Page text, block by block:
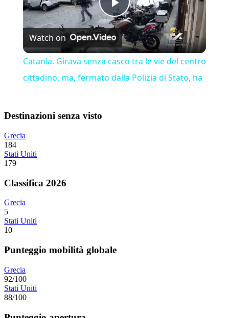
Play
Video
Watch on
Catania. Girava senza casco tra le vie del centro
cittadino, ma, fermato dalla Polizia di Stato, ha
Destinazioni senza visto
Grecia
184
Stati Uniti
179
Classifica 2026
Grecia
5
Stati Uniti
10
Punteggio mobilità globale
Grecia
92/100
Stati Uniti
88/100